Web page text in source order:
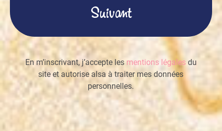
En m’inscrivant, j’accepte les mentions légalesdu
site et autorise alsa à traiter mes données
personnelles.